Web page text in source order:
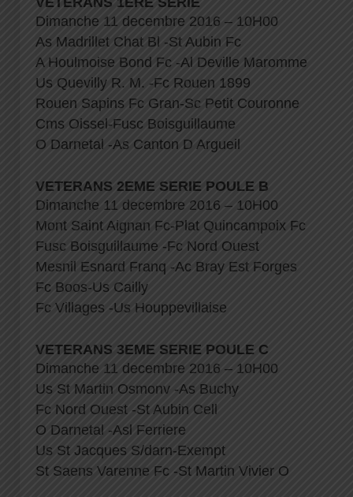
Dimanche 11 decembre 2016 – 10H00
As Madrillet Chat Bl -St Aubin Fc
A Houlmoise Bond Fc -Al Deville Maromme
Us Quevilly R. M. -Fc Rouen 1899
Rouen Sapins Fc Gran-Sc Petit Couronne
Cms Oissel-Fusc Boisguillaume
O Darnetal -As Canton D Argueil
VETERANS 2EME SERIE POULE B
Dimanche 11 decembre 2016 – 10H00
Mont Saint Aignan Fc-Plat Quincampoix Fc
Fusc Boisguillaume -Fc Nord Ouest
Mesnil Esnard Franq -Ac Bray Est Forges
Fc Boos-Us Cailly
Fc Villages -Us Houppevillaise
VETERANS 3EME SERIE POULE C
Dimanche 11 decembre 2016 – 10H00
Us St Martin Osmonv -As Buchy
Fc Nord Ouest -St Aubin Cell
O Darnetal -Asl Ferriere
Us St Jacques S/darn-Exempt
St Saens Varenne Fc -St Martin Vivier O